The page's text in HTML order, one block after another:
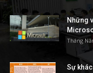
Những
Tháng
Sự